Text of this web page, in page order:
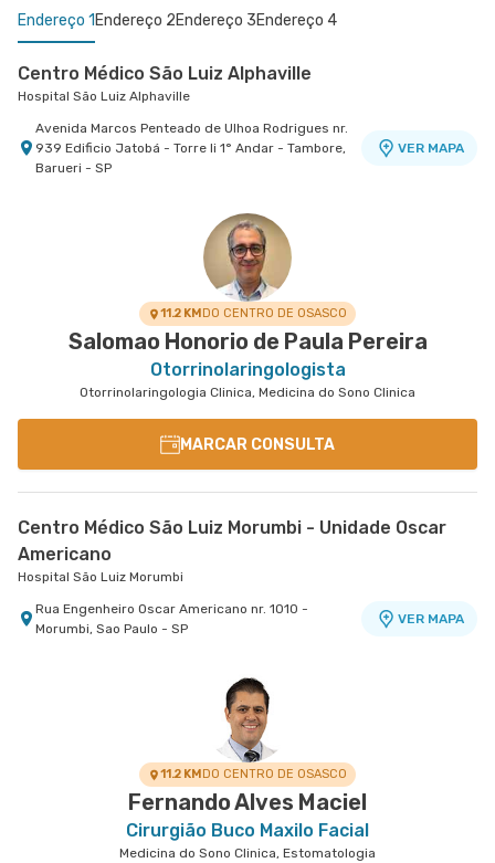
Endereço 1 Endereço 2Endereço 3Endereço 4
Centro Médico São Luiz Alphaville
Hospital São Luiz Alphaville
Avenida Marcos Penteado de Ulhoa Rodrigues nr.
939 Edificio Jatobá - Torre Ii 1° Andar - Tambore,
Barueri - SP
VER MAPA
Rua Engenheiro Oscar Americano nr. 1010 -
Rua Bras Cardoso nr. 677 Anexo 699 - Vila Nova
Hospital e Maternidade São Luiz Anália Franco
Rua Francisco Marengo nr. 955 Térreo e 11°
Andar - Tatuape, Sao Paulo - SP
11.2 KMDO CENTRO DE OSASCO
Salomao Honorio de Paula Pereira
Otorrinolaringologista
Otorrinolaringologia Clinica, Medicina do Sono Clinica
MARCAR CONSULTA
Centro Médico São Luiz Morumbi - Unidade Oscar
Americano
Hospital São Luiz Morumbi
Rua Engenheiro Oscar Americano nr. 1010 -
Morumbi, Sao Paulo - SP
VER MAPA
11.2 KMDO CENTRO DE OSASCO
Fernando Alves Maciel
Cirurgião Buco Maxilo Facial
Medicina do Sono Clinica, Estomatologia